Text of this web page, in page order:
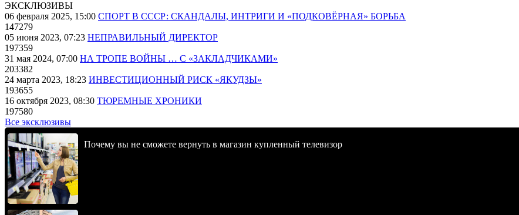
ЭКСКЛЮЗИВЫ
06 февраля 2025, 15:00 СПОРТ В СССР: СКАНДАЛЫ, ИНТРИГИ И «ПОДКОВЁРНАЯ» БОРЬБА
147279
05 июня 2023, 07:23 НЕПРАВИЛЬНЫЙ ДИРЕКТОР
197359
31 мая 2024, 07:00 НА ТРОПЕ ВОЙНЫ … С «ЗАКЛАДЧИКАМИ»
203382
24 марта 2023, 18:23 ИНВЕСТИЦИОННЫЙ РИСК «ЯКУДЗЫ»
193655
16 октября 2023, 08:30 ТЮРЕМНЫЕ ХРОНИКИ
197580
Все эксклюзивы
Почему вы не сможете вернуть в магазин купленный телевизор